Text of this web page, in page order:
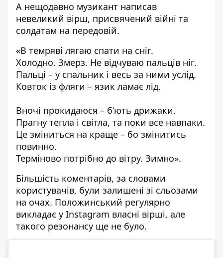
А нещодавно музикант написав
невеликий вірш, присвячений війні та
солдатам на передовій.
«В темряві лягаю спати на сніг.
Холодно. Змерз. Не відчуваю пальців ніг.
Пальці – у спальник і весь за ними услід.
Ковток із фляги – язик ламає лід.
Вночі прокидаюся – б‘ють дрижаки.
Прагну тепла і світла, та поки все навпаки.
Це зміниться на краще – бо змінитись
повинно.
Терміново потрібно до вітру. Зимно».
Більшість коментарів, за словами
користувачів, були залишені зі сльозами
на очах. Положинський регулярно
викладає у Instagram власні вірші, але
такого резонансу ще не було.